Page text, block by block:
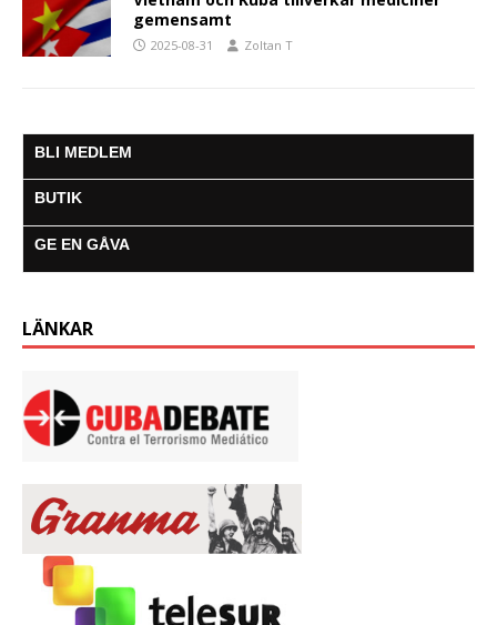
gemensamt
2025-08-31 Zoltan T
BLI MEDLEM
BUTIK
GE EN GÅVA
LÄNKAR